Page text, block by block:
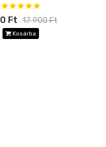
Ft 17 900 Ft
Kosárba